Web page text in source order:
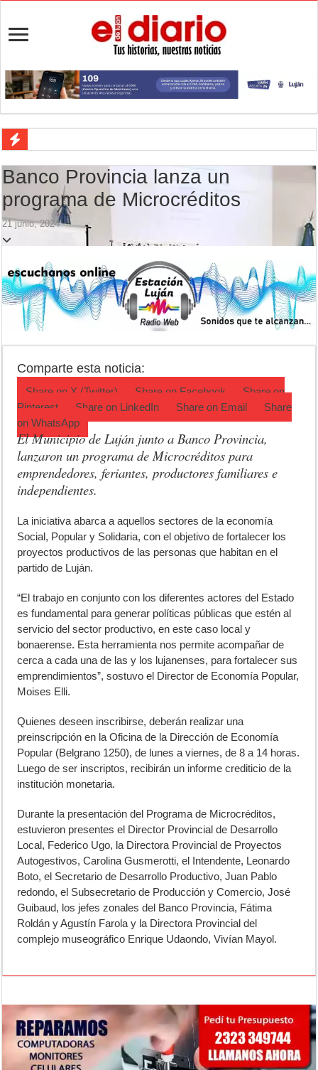
Flandria afronta una final anticipada ante UAI Urquiza
Crimen en el Lanusse: murió una mujer y detuvieron a su pareja
Actividades en Luján: qué hacer este fin de semana
Salud mental: Luján puso el bienestar emocional en el centro del
Ronda de Negocios: Luján reunió a pymes bonaerenses con
Desbaratan un punto de venta de drogas en el barrio Padre Varela y
Campeonato TC JK: Diego Cordone se quedó con una gran victoria
Opinión: Buscando una mejor educación ambiental
Banco Provincia lanza un
programa de Microcréditos
21 junio, 2024
Comparte esta noticia:
Share on X (Twitter) Share on Facebook
Share on
Pinterest
Share on LinkedIn Share on Email
Share
onWhatsApp
El Municipio de Luján junto a Banco Provincia,
lanzaron un programa de Microcréditos para
emprendedores, feriantes, productores familiares e
independientes.
La iniciativa abarca a aquellos sectores de la economía
Social, Popular y Solidaria, con el objetivo de fortalecer los
proyectos productivos de las personas que habitan en el
partido de Luján.
“El trabajo en conjunto con los diferentes actores del Estado
es fundamental para generar políticas públicas que estén al
servicio del sector productivo, en este caso local y
bonaerense. Esta herramienta nos permite acompañar de
cerca a cada una de las y los lujanenses, para fortalecer sus
emprendimientos”, sostuvo el Director de Economía Popular,
Moises Elli.
Quienes deseen inscribirse, deberán realizar una
preinscripción en la Oficina de la Dirección de Economía
Popular (Belgrano 1250), de lunes a viernes, de 8 a 14 horas.
Luego de ser inscriptos, recibirán un informe crediticio de la
institución monetaria.
Durante la presentación del Programa de Microcréditos,
estuvieron presentes el Director Provincial de Desarrollo
Local, Federico Ugo, la Directora Provincial de Proyectos
Autogestivos, Carolina Gusmerotti, el Intendente, Leonardo
Boto, el Secretario de Desarrollo Productivo, Juan Pablo
redondo, el Subsecretario de Producción y Comercio, José
Guibaud, los jefes zonales del Banco Provincia, Fátima
Roldán y Agustín Farola y la Directora Provincial del
complejo museográfico Enrique Udaondo, Vivían Mayol.